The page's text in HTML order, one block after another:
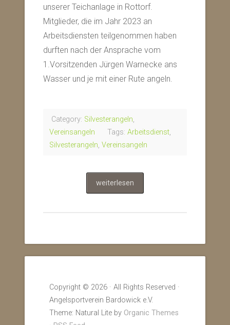
unserer Teichanlage in Rottorf.
Mitglieder, die im Jahr 2023 an
Arbeitsdiensten teilgenommen haben
durften nach der Ansprache vom
1.Vorsitzenden Jürgen Warnecke ans
Wasser und je mit einer Rute angeln.
Category: Silvesterangeln,
Vereinsangeln
Tags: Arbeitsdienst,
Silvesterangeln, Vereinsangeln
weiterlesen
Copyright © 2026 · All Rights Reserved ·
Angelsportverein Bardowick e.V.
Theme: Natural Lite by Organic Themes